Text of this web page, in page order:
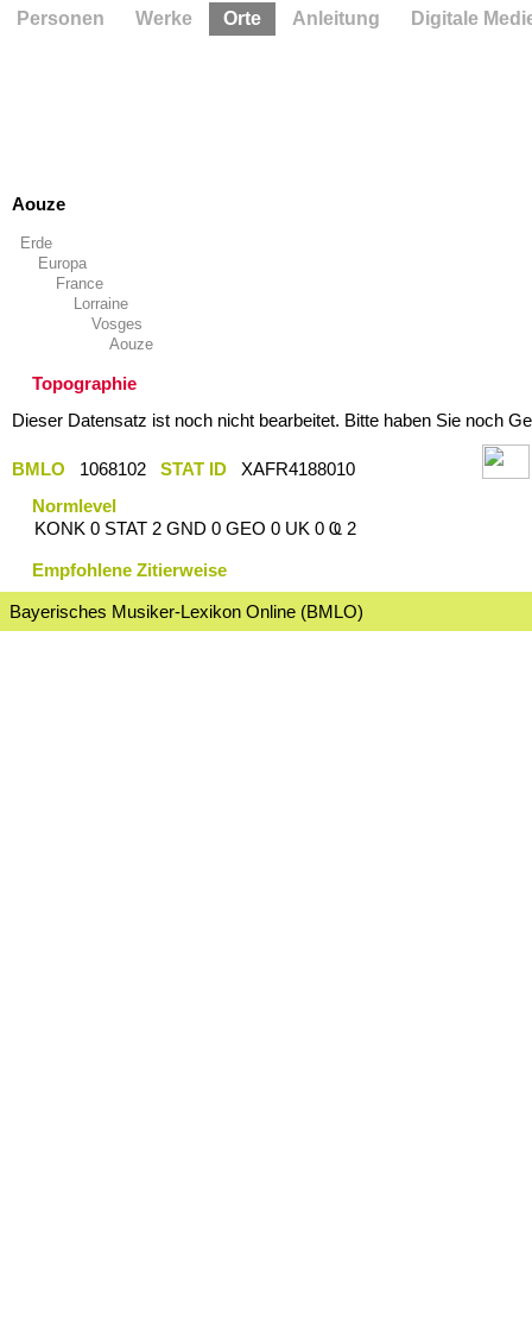
Aouze
Erde
Europa
France
Lorraine
Vosges
Aouze
Topographie
Dieser Datensatz ist noch nicht bearbeitet. Bitte haben Sie noch
BMLO 1068102 STAT ID
XAFR4188010
Normlevel
KONK 0 STAT 2 GND 0 GEO 0 UK 0 Ҩ 2
Empfohlene Zitierweise
Bayerisches Musiker-Lexikon Online (BMLO)
Personen Werke Orte Anleitung Digitale